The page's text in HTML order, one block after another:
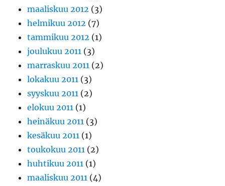
maaliskuu 2012 (3)
helmikuu 2012 (7)
tammikuu 2012 (1)
joulukuu 2011 (3)
marraskuu 2011 (2)
lokakuu 2011 (3)
syyskuu 2011 (2)
elokuu 2011 (1)
heinäkuu 2011 (3)
kesäkuu 2011 (1)
toukokuu 2011 (2)
huhtikuu 2011 (1)
maaliskuu 2011 (4)